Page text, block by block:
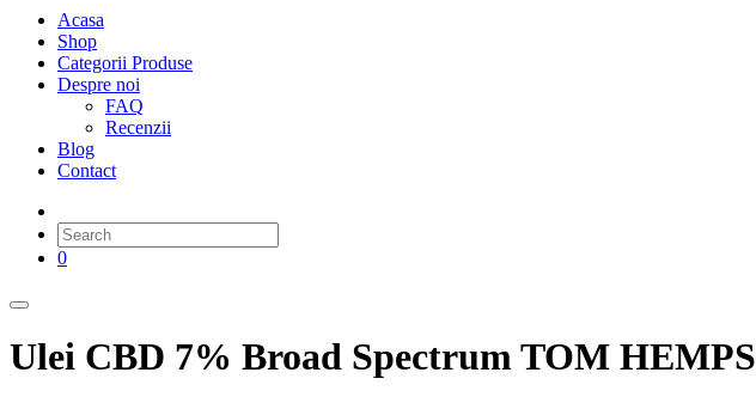
Acasa
Shop
Categorii Produse
Despre noi
FAQ
Recenzii
Blog
Contact
0
Ulei CBD 7% Broad Spectrum TOM HEMPS